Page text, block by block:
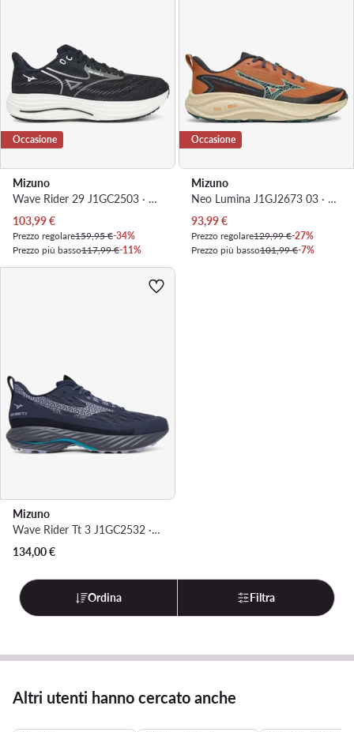
Occasione
Mizuno
Wave Rider 29 J1GC2503 · Scarpe running
Prezzo attuale
103,99€
Prezzo regolare159,95 €-34%
Prezzo più basso117,99 €-11%
Occasione
Mizuno
Neo Lumina J1GJ2673 03 · Scarpe running
Prezzo attuale
93,99€
Prezzo regolare129,99 €-27%
Prezzo più basso101,99 €-7%
Mizuno
Wave Rider Tt 3 J1GC2532 · Scarpe running
134,00€
Ordina Filtra
Altri utenti hanno cercato anche